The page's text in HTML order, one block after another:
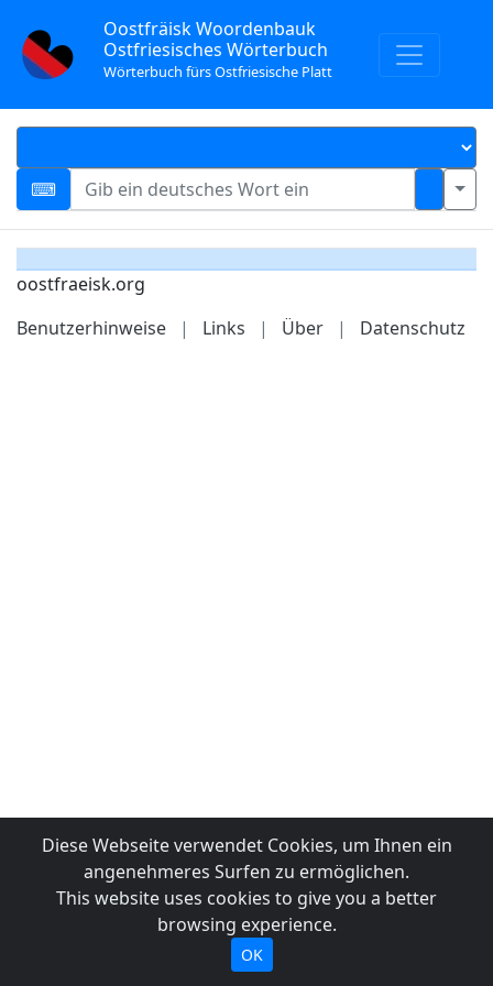
Oostfräisk Woordenbauk
Ostfriesisches Wörterbuch
Wörterbuch fürs Ostfriesische Platt
oostfraeisk.org
Benutzerhinweise
| Links | Über | Datenschutz
Diese Webseite verwendet Cookies, um Ihnen ein
angenehmeres Surfen zu ermöglichen.
This website uses cookies to give you a better
browsing experience.
OK